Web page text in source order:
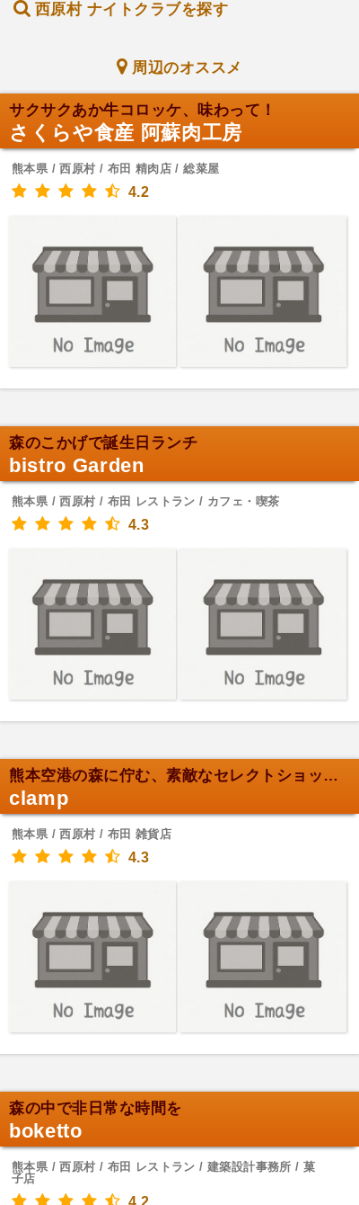
西原村 ナイトクラブを探す
周辺のオススメ
サクサクあか牛コロッケ、味わって！
さくらや食産 阿蘇肉工房
熊本県 / 西原村 / 布田 精肉店 / 総菜屋
4.2
森のこかげで誕生日ランチ
bistro Garden
熊本県 / 西原村 / 布田 レストラン / カフェ・喫茶
4.3
熊本空港の森に佇む、素敵なセレクトショップ！
clamp
熊本県 / 西原村 / 布田 雑貨店
4.3
森の中で非日常な時間を
boketto
熊本県 / 西原村 / 布田 レストラン / 建築設計事務所 / 菓
子店
4.2